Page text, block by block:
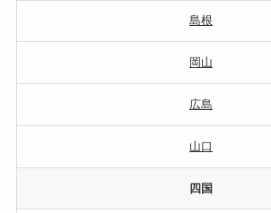
島根
岡山
広島
山口
四国